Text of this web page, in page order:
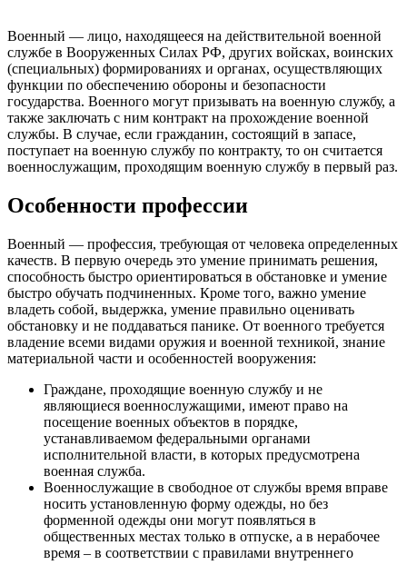
Военный — лицо, находящееся на действительной военной
службе в Вооруженных Силах РФ, других войсках, воинских
(специальных) формированиях и органах, осуществляющих
функции по обеспечению обороны и безопасности
государства. Военного могут призывать на военную службу, а
также заключать с ним контракт на прохождение военной
службы. В случае, если гражданин, состоящий в запасе,
поступает на военную службу по контракту, то он считается
военнослужащим, проходящим военную службу в первый раз.
Особенности профессии
Военный — профессия, требующая от человека определенных
качеств. В первую очередь это умение принимать решения,
способность быстро ориентироваться в обстановке и умение
быстро обучать подчиненных. Кроме того, важно умение
владеть собой, выдержка, умение правильно оценивать
обстановку и не поддаваться панике. От военного требуется
владение всеми видами оружия и военной техникой, знание
материальной части и особенностей вооружения:
Граждане, проходящие военную службу и не
являющиеся военнослужащими, имеют право на
посещение военных объектов в порядке,
устанавливаемом федеральными органами
исполнительной власти, в которых предусмотрена
военная служба.
Военнослужащие в свободное от службы время вправе
носить установленную форму одежды, но без
форменной одежды они могут появляться в
общественных местах только в отпуске, а в нерабочее
время – в соответствии с правилами внутреннего